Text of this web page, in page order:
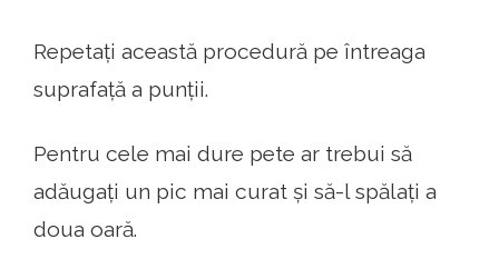
Repetați această procedură pe întreaga
suprafață a punții.
Pentru cele mai dure pete ar trebui să
adăugați un pic mai curat și să-l spălați a
doua oară.